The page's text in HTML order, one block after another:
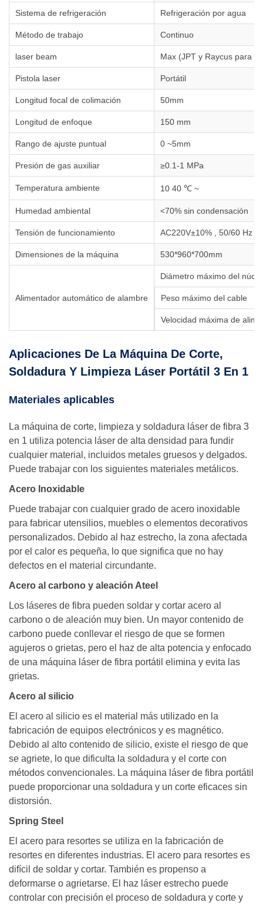
Sistema de refrigeración Refrigeración por agua
Método de trabajo Continuo
laser beam Max (JPT y Raycus para
Pistola laser Portátil
Longitud focal de colimación 50mm
Longitud de enfoque 150 mm
Rango de ajuste puntual 0 ~5mm
Presión de gas auxiliar ≥0.1-1 MPa
Temperatura ambiente 10 40 ℃ ~
Humedad ambiental <70% sin condensación
Tensión de funcionamiento AC220V±10% , 50/60 Hz
Dimensiones de la máquina 530*960*700mm
Alimentador automático de alambre
Diámetro máximo del
Peso máximo del cable
Velocidad máxima de
Aplicaciones De La Máquina De Corte,
Soldadura Y Limpieza Láser Portátil 3 En 1
Materiales aplicables
La máquina de corte, limpieza y soldadura láser de fibra 3
en 1 utiliza potencia láser de alta densidad para fundir
cualquier material, incluidos metales gruesos y delgados.
Puede trabajar con los siguientes materiales metálicos.
Acero Inoxidable
Puede trabajar con cualquier grado de acero inoxidable
para fabricar utensilios, muebles o elementos decorativos
personalizados. Debido al haz estrecho, la zona afectada
por el calor es pequeña, lo que significa que no hay
defectos en el material circundante.
Acero al carbono y aleación Ateel
Los láseres de fibra pueden soldar y cortar acero al
carbono o de aleación muy bien. Un mayor contenido de
carbono puede conllevar el riesgo de que se formen
agujeros o grietas, pero el haz de alta potencia y enfocado
de una máquina láser de fibra portátil elimina y evita las
grietas.
Acero al silicio
El acero al silicio es el material más utilizado en la
fabricación de equipos electrónicos y es magnético.
Debido al alto contenido de silicio, existe el riesgo de que
se agriete, lo que dificulta la soldadura y el corte con
métodos convencionales. La máquina láser de fibra portátil
puede proporcionar una soldadura y un corte eficaces sin
distorsión.
Spring Steel
El acero para resortes se utiliza en la fabricación de
resortes en diferentes industrias. El acero para resortes es
difícil de soldar y cortar. También es propenso a
deformarse o agrietarse. El haz láser estrecho puede
controlar con precisión el proceso de soldadura y corte y